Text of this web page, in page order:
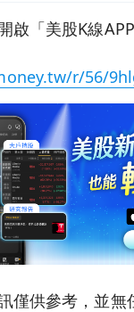
啟「美股K線
r/56/
僅供參考，並無